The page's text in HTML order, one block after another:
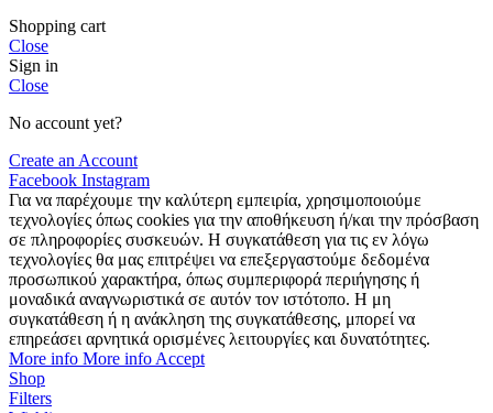
Shopping cart
Close
Sign in
Close
No account yet?
Create an Account
Facebook Instagram
Για να παρέχουμε την καλύτερη εμπειρία, χρησιμοποιούμε
τεχνολογίες όπως cookies για την αποθήκευση ή/και την πρόσβαση
σε πληροφορίες συσκευών. Η συγκατάθεση για τις εν λόγω
τεχνολογίες θα μας επιτρέψει να επεξεργαστούμε δεδομένα
προσωπικού χαρακτήρα, όπως συμπεριφορά περιήγησης ή
μοναδικά αναγνωριστικά σε αυτόν τον ιστότοπο. Η μη
συγκατάθεση ή η ανάκληση της συγκατάθεσης, μπορεί να
επηρεάσει αρνητικά ορισμένες λειτουργίες και δυνατότητες.
More info More info Accept
Shop
Filters